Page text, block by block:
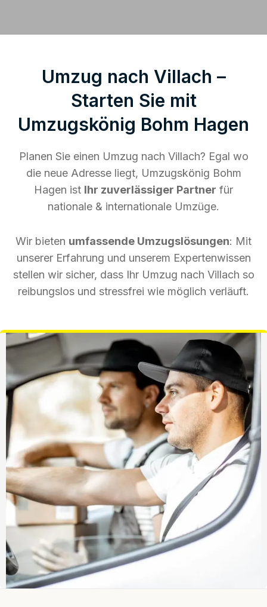
Umzug nach Villach –
Starten Sie mit
Umzugskönig Bohm Hagen
Planen Sie einen Umzug nach Villach? Egal wo
die neue Adresse liegt, Umzugskönig Bohm
Hagen ist Ihr zuverlässiger Partner für
nationale & internationale Umzüge.
Wir bieten umfassende Umzugslösungen: Mit
unserer Erfahrung und unserem Expertenwissen
stellen wir sicher, dass Ihr Umzug nach Villach so
reibungslos und stressfrei wie möglich verläuft.